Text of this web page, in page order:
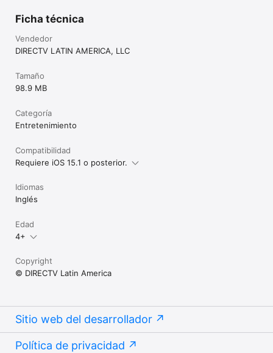
Ficha técnica
Vendedor
DIRECTV LATIN AMERICA, LLC
Tamaño
98.9 MB
Categoría
Entretenimiento
Compatibilidad
Requiere iOS 15.1 o posterior.
Idiomas
Inglés
Edad
4+
Copyright
© DIRECTV Latin America
Sitio web del desarrollador
Política de privacidad